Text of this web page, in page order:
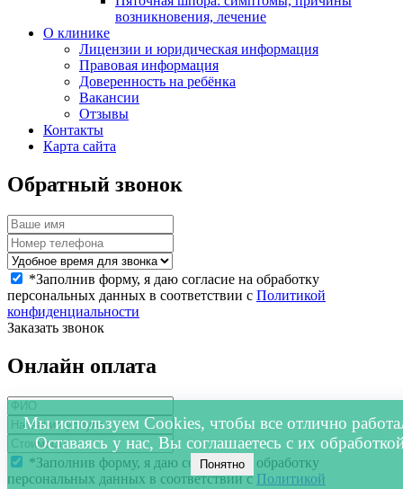
Мы используем Cookies, чтобы все отлично
Оставаясь у нас, Вы соглашаетесь с их
Понятно
возникновения, лечение
О клинике
Лицензии и юридическая информация
Правовая информация
Доверенность на ребёнка
Вакансии
Отзывы
Контакты
Карта сайта
Обратный звонок
*Заполнив форму, я даю согласие на обработку
персональных данных в соответствии с Политикой
конфиденциальности
Заказать звонок
Онлайн оплата
*Заполнив форму, я даю согласие на обработку
персональных данных в соответствии с Политикой